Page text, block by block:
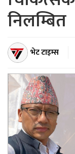
निलम्बित
भेट टाइम्स